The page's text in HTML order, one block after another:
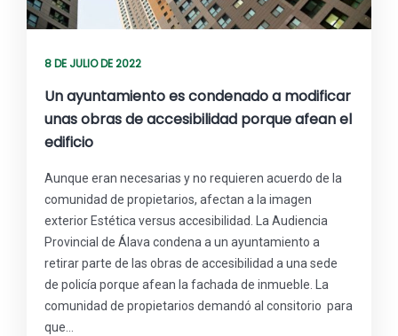
8 DE JULIO DE 2022
Un ayuntamiento es condenado a modificar
unas obras de accesibilidad porque afean el
edificio
Aunque eran necesarias y no requieren acuerdo de la
comunidad de propietarios, afectan a la imagen
exterior Estética versus accesibilidad. La Audiencia
Provincial de Álava condena a un ayuntamiento a
retirar parte de las obras de accesibilidad a una sede
de policía porque afean la fachada de inmueble. La
comunidad de propietarios demandó al consitorio para
que…